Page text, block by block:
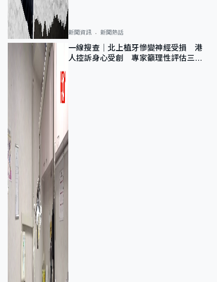
新聞資訊 新聞熱話
一線搜查｜北上植牙慘變神經受損 港
人控訴身心受創 專家籲理性評估三大